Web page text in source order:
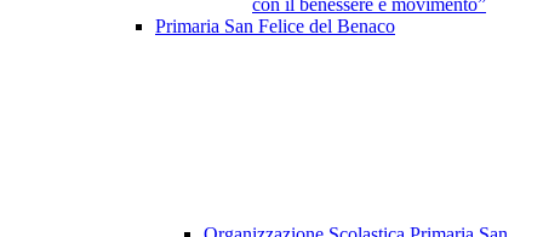
con il benessere e movimento”
Primaria San Felice del Benaco